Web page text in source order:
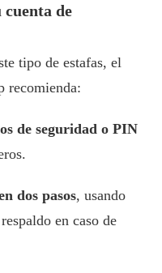
de
tipo de estafas, el
recomienda:
de seguridad o PIN
dos pasos, usando
en caso de